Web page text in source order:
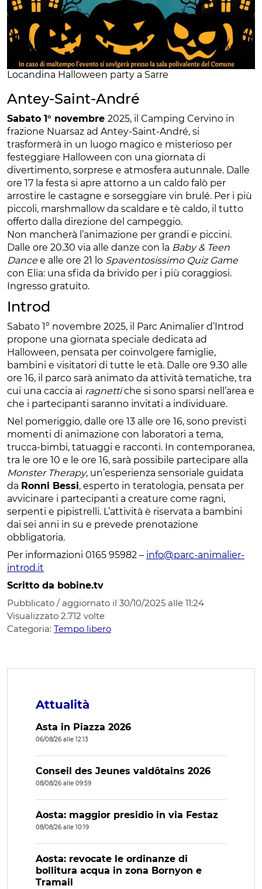
Locandina Halloween party a Sarre
Antey-Saint-André
Sabato 1° novembre 2025, il Camping Cervino in
frazione Nuarsaz ad Antey-Saint-André, si
trasformerà in un luogo magico e misterioso per
festeggiare Halloween con una giornata di
divertimento, sorprese e atmosfera autunnale. Dalle
ore 17 la festa si apre attorno a un caldo falò per
arrostire le castagne e sorseggiare vin brulé. Per i più
piccoli, marshmallow da scaldare e tè caldo, il tutto
offerto dalla direzione del campeggio.
Non mancherà l’animazione per grandi e piccini.
Dalle ore 20.30 via alle danze con la Baby & Teen
Dancee alle ore 21 lo Spaventosissimo Quiz Game
con Elia: una sfida da brivido per i più coraggiosi.
Ingresso gratuito.
Introd
Sabato 1° novembre 2025, il Parc Animalier d’Introd
propone una giornata speciale dedicata ad
Halloween, pensata per coinvolgere famiglie,
bambini e visitatori di tutte le età. Dalle ore 9.30 alle
ore 16, il parco sarà animato da attività tematiche, tra
cui una caccia ai ragnettiche si sono sparsi nell’area e
che i partecipanti saranno invitati a individuare.
Nel pomeriggio, dalle ore 13 alle ore 16, sono previsti
momenti di animazione con laboratori a tema,
trucca-bimbi, tatuaggi e racconti. In contemporanea,
tra le ore 10 e le ore 16, sarà possibile partecipare alla
Monster Therapy, un’esperienza sensoriale guidata
da Ronni Bessi, esperto in teratologia, pensata per
avvicinare i partecipanti a creature come ragni,
serpenti e pipistrelli. L’attività è riservata a bambini
dai sei anni in su e prevede prenotazione
obbligatoria.
Per informazioni 0165 95982 – info@parc-animalier-
introd.it
Scritto da bobine.tv
Pubblicato / aggiornato il 30/10/2025 alle 11:24
Visualizzato 2.712 volte
Categoria: Tempo libero
Attualità
Asta in Piazza 2026
06/08/26 alle 12:13
Conseil des Jeunes valdôtains 2026
08/08/26 alle 09:59
Aosta: maggior presidio in via Festaz
08/08/26 alle 10:19
Aosta: revocate le ordinanze di
bollitura acqua in zona Bornyon e
Tramail